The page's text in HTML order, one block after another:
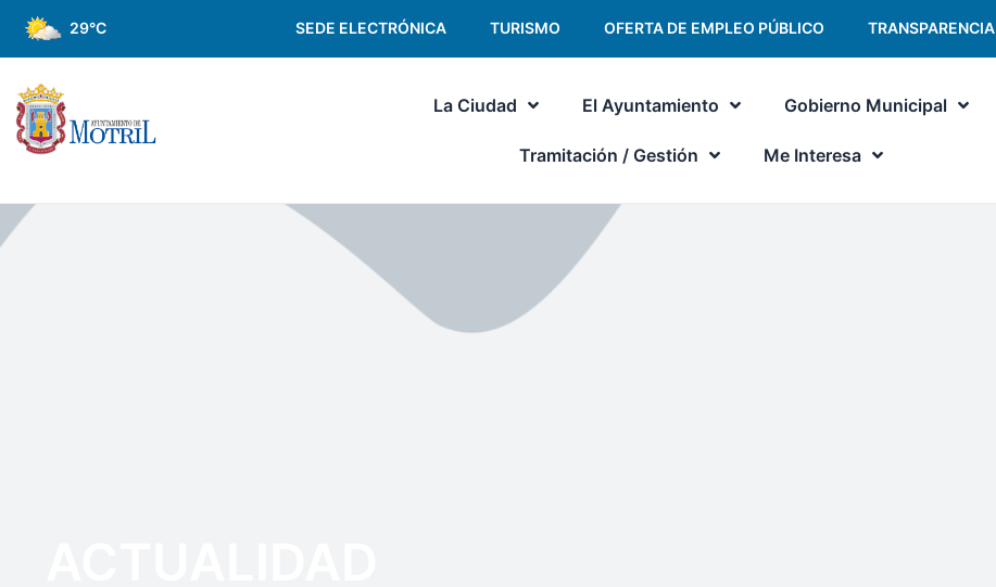
29°C SEDE ELECTRÓNICA TURISMO OFERTA DE EMPLEO PÚBLICO TRANSPARENCIA
La Ciudad El Ayuntamiento Gobierno Municipal
Tramitación / Gestión Me Interesa